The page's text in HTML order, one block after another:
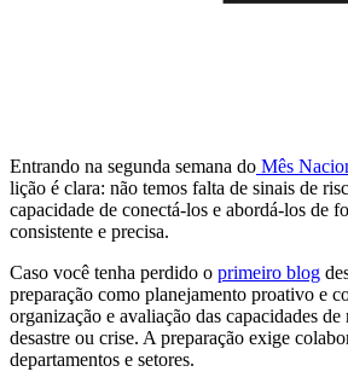
Entrando na segunda semana do Mês
lição é clara: não temos falta de sinais de
capacidade de conectá-los e abordá-los de
consistente e precisa.
Caso você tenha perdido o primeiro blog
preparação como planejamento proativo e
organização e avaliação das capacidades de
desastre ou crise. A preparação exige
departamentos e setores.